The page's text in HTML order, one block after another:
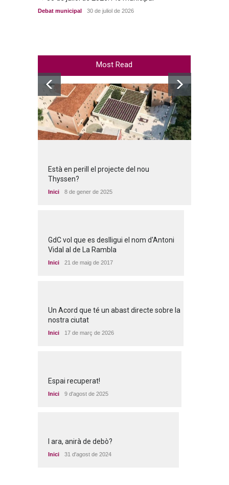
Debat municipal 30 de juliol de 2026
Most Read
Està en perill el projecte del nou
Thyssen?
Inici 8 de gener de 2025
GdC vol que es deslligui el nom d'Antoni
Vidal al de La Rambla
Inici 21 de maig de 2017
Un Acord que té un abast directe sobre la
nostra ciutat
Inici 17 de març de 2026
Espai recuperat!
Inici 9 d'agost de 2025
I ara, anirà de debò?
Inici 31 d'agost de 2024